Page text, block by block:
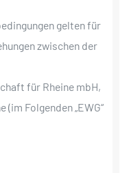
gelten für
zwischen der
für Rheine mbH,
Folgenden „EWG“